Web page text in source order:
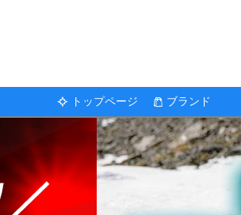
トップページ ブランド